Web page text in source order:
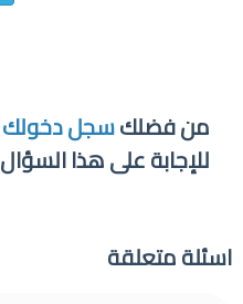
من فضلكسجل دخولك
للإجابة على هذا السؤال
اسئلة متعلقة